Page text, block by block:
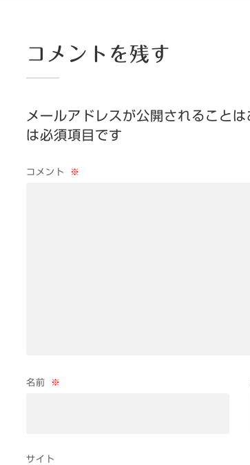
コメントを残す
メールアドレスが公開されることは
は必須項目です
コメント ※
名前 ※
サイト